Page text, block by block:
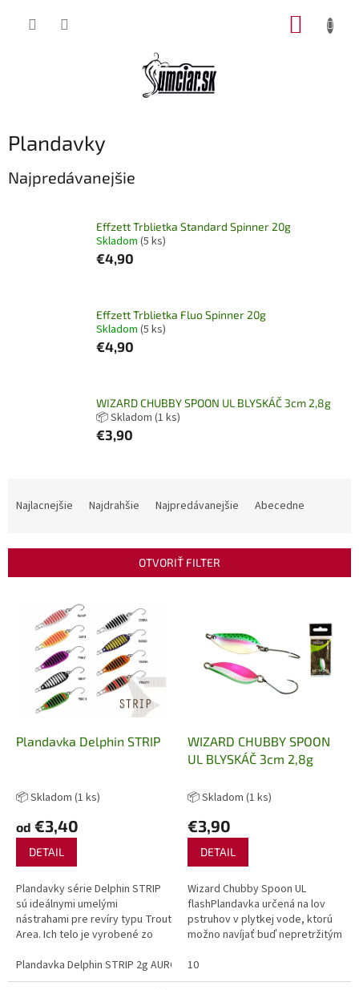
Plandavky
Najpredávanejšie
Effzett Trblietka Standard Spinner 20g
Skladom (5 ks)
€4,90
Effzett Trblietka Fluo Spinner 20g
Skladom (5 ks)
€4,90
WIZARD CHUBBY SPOON UL BLYSKÁČ 3cm 2,8g
📦 Skladom (1 ks)
€3,90
i
Najlacnejšie Najdrahšie Najpredávanejšie Abecedne
OTVORIŤ FILTER
Plandavka Delphin STRIP
📦 Skladom (1 ks)
od €3,40
DETAIL
Plandavky série Delphin STRIP
sú ideálnymi umelými
nástrahami pre revíry typu Trout
Area. Ich telo je vyrobené zo
kvalitným jednoháčikom BOMB
s...
Plandavka Delphin STRIP 2g AURO Hook #8
WIZARD CHUBBY SPOON
UL BLYSKÁČ 3cm 2,8g
📦 Skladom (1 ks)
€3,90
DETAIL
Wizard Chubby Spoon UL
flashPlandavka určená na lov
pstruhov v plytkej vode, ktorú
možno navíjať buď nepretržitým
pomocou tzv. efektu „wall-
leaf“.Pomer...
10